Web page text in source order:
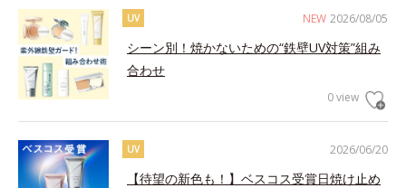
NEW 2026/08/05
UV
シーン別！焼かないための“鉄壁UV対策”組み
合わせ
0 view
2026/06/20
UV
【待望の新色も！】ベスコス受賞日焼け止め